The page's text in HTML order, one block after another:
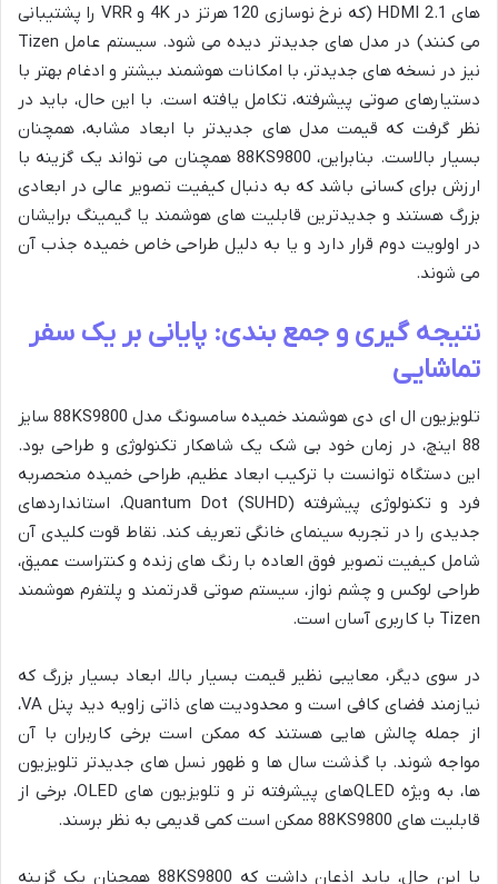
های HDMI 2.1 (که نرخ نوسازی 120 هرتز در 4K و VRR را پشتیبانی
می کنند) در مدل های جدیدتر دیده می شود. سیستم عامل Tizen
نیز در نسخه های جدیدتر، با امکانات هوشمند بیشتر و ادغام بهتر با
دستیارهای صوتی پیشرفته، تکامل یافته است. با این حال، باید در
نظر گرفت که قیمت مدل های جدیدتر با ابعاد مشابه، همچنان
بسیار بالاست. بنابراین، 88KS9800 همچنان می تواند یک گزینه با
ارزش برای کسانی باشد که به دنبال کیفیت تصویر عالی در ابعادی
بزرگ هستند و جدیدترین قابلیت های هوشمند یا گیمینگ برایشان
در اولویت دوم قرار دارد و یا به دلیل طراحی خاص خمیده جذب آن
می شوند.
نتیجه گیری و جمع بندی: پایانی بر یک سفر
تماشایی
تلویزیون ال ای دی هوشمند خمیده سامسونگ مدل 88KS9800 سایز
88 اینچ، در زمان خود بی شک یک شاهکار تکنولوژی و طراحی بود.
این دستگاه توانست با ترکیب ابعاد عظیم، طراحی خمیده منحصربه
فرد و تکنولوژی پیشرفته Quantum Dot (SUHD)، استانداردهای
جدیدی را در تجربه سینمای خانگی تعریف کند. نقاط قوت کلیدی آن
شامل کیفیت تصویر فوق العاده با رنگ های زنده و کنتراست عمیق،
طراحی لوکس و چشم نواز، سیستم صوتی قدرتمند و پلتفرم هوشمند
Tizen با کاربری آسان است.
در سوی دیگر، معایبی نظیر قیمت بسیار بالا، ابعاد بسیار بزرگ که
نیازمند فضای کافی است و محدودیت های ذاتی زاویه دید پنل VA،
از جمله چالش هایی هستند که ممکن است برخی کاربران با آن
مواجه شوند. با گذشت سال ها و ظهور نسل های جدیدتر تلویزیون
ها، به ویژه QLEDهای پیشرفته تر و تلویزیون های OLED، برخی از
قابلیت های 88KS9800 ممکن است کمی قدیمی به نظر برسند.
با این حال، باید اذعان داشت که 88KS9800 همچنان یک گزینه